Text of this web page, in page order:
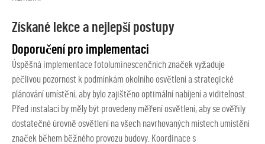
Získané lekce a nejlepší postupy
Doporučení pro implementaci
Úspěšná implementace fotoluminescenčních značek vyžaduje
pečlivou pozornost k podmínkám okolního osvětlení a strategické
plánování umístění, aby bylo zajištěno optimální nabíjení a viditelnost.
Před instalací by měly být provedeny měření osvětlení, aby se ověřily
dostatečné úrovně osvětlení na všech navrhovaných místech umístění
značek během běžného provozu budovy. Koordinace s